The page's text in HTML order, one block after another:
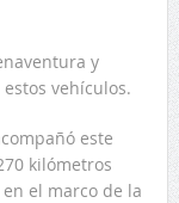
y
vehículos.
este
kilómetros
el marco de la